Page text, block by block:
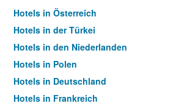
Hotels in Österreich
Hotels in der Türkei
Hotels in den Niederlanden
Hotels in Polen
Hotels in Deutschland
Hotels in Frankreich